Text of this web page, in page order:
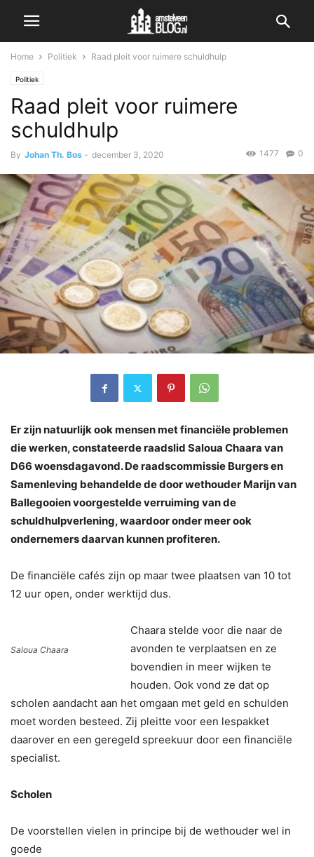
Home Politiek Raad pleit voor ruimere schuldhulp
Politiek
Raad pleit voor ruimere
schuldhulp
By Johan Th. Bos - december 3, 2020 0
1477
Er zijn natuurlijk ook mensen met financiële problemen
die werken, constateerde raadslid Saloua Chaara van
D66 woensdagavond. De raadscommissie Burgers en
Samenleving behandelde de door wethouder Marijn van
Ballegooien voorgestelde verruiming van de
schuldhulpverlening, waardoor onder meer ook
ondernemers daarvan kunnen profiteren.
De financiële cafés zijn op maar twee plaatsen van 10 tot
12 uur open, onder werktijd dus.
Saloua Chaara
Chaara stelde voor die naar de
avonden te verplaatsen en ze
bovendien in meer wijken te
houden. Ook vond ze dat op
scholen aandacht aan het omgaan met geld en schulden
moet worden besteed. Zij pleitte voor een lespakket
daarover en een geregeld spreekuur door een financiële
specialist.
Scholen
De voorstellen vielen in principe bij de wethouder wel in
goede